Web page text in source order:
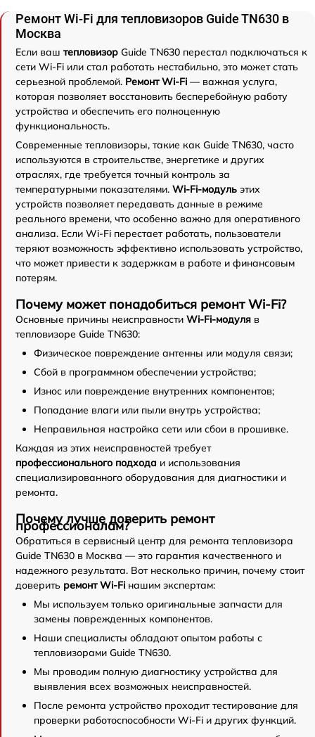
Ремонт Wi-Fi для тепловизоров Guide TN630 в
Москва
Если ваш тепловизор Guide TN630 перестал подключаться к
сети Wi-Fi или стал работать нестабильно, это может стать
серьезной проблемой. Ремонт Wi-Fi — важная услуга,
которая позволяет восстановить бесперебойную работу
устройства и обеспечить его полноценную
функциональность.
Современные тепловизоры, такие как Guide TN630, часто
используются в строительстве, энергетике и других
отраслях, где требуется точный контроль за
температурными показателями. Wi-Fi-модуль этих
устройств позволяет передавать данные в режиме
реального времени, что особенно важно для оперативного
анализа. Если Wi-Fi перестает работать, пользователи
теряют возможность эффективно использовать устройство,
что может привести к задержкам в работе и финансовым
потерям.
Почему может понадобиться ремонт Wi-Fi?
Основные причины неисправности Wi-Fi-модуля в
тепловизоре Guide TN630:
Физическое повреждение антенны или модуля связи;
Сбой в программном обеспечении устройства;
Износ или повреждение внутренних компонентов;
Попадание влаги или пыли внутрь устройства;
Неправильная настройка сети или сбои в прошивке.
Каждая из этих неисправностей требует
профессионального подхода и использования
специализированного оборудования для диагностики и
ремонта.
Почему лучше доверить ремонт
профессионалам?
Обратиться в сервисный центр для ремонта тепловизора
Guide TN630 в Москва — это гарантия качественного и
надежного результата. Вот несколько причин, почему стоит
доверить ремонт Wi-Fi нашим экспертам:
Мы используем только оригинальные запчасти для
замены поврежденных компонентов.
Наши специалисты обладают опытом работы с
тепловизорами Guide TN630.
Мы проводим полную диагностику устройства для
выявления всех возможных неисправностей.
После ремонта устройство проходит тестирование для
проверки работоспособности Wi-Fi и других функций.